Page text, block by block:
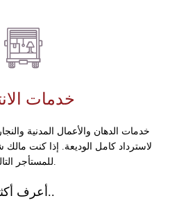
خدمات
خدمات الدهان والأعمال المدنية
لاسترداد كامل الوديعة. إذا كنت
للمستأجر التالي.
أعرف أكثر..